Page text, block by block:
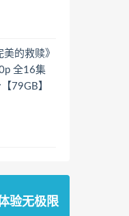
美的救赎》
全16集
79GB】
验无极限